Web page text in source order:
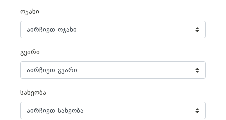
ოჯახი
გვარი
სახეობა